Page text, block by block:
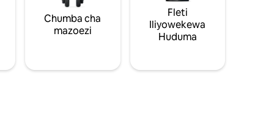
Chumba cha
mazoezi
Fleti
Iliyowekewa
Huduma